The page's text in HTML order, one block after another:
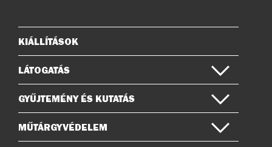
Oldaltérkép
KIÁLLÍTÁSOK
LÁTOGATÁS
GYŰJTEMÉNY ÉS KUTATÁS
MŰTÁRGYVÉDELEM